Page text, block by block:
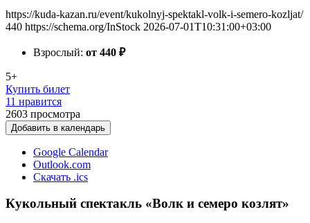
https://kuda-kazan.ru/event/kukolnyj-spektakl-volk-i-semero-kozljat/
440 https://schema.org/InStock 2026-07-01T10:31:00+03:00
Взрослый: от 440 ₽
5+
Купить билет
11 нравится
2603 просмотра
Добавить в календарь
Google Calendar
Outlook.com
Скачать .ics
Кукольный спектакль «Волк и семеро козлят»